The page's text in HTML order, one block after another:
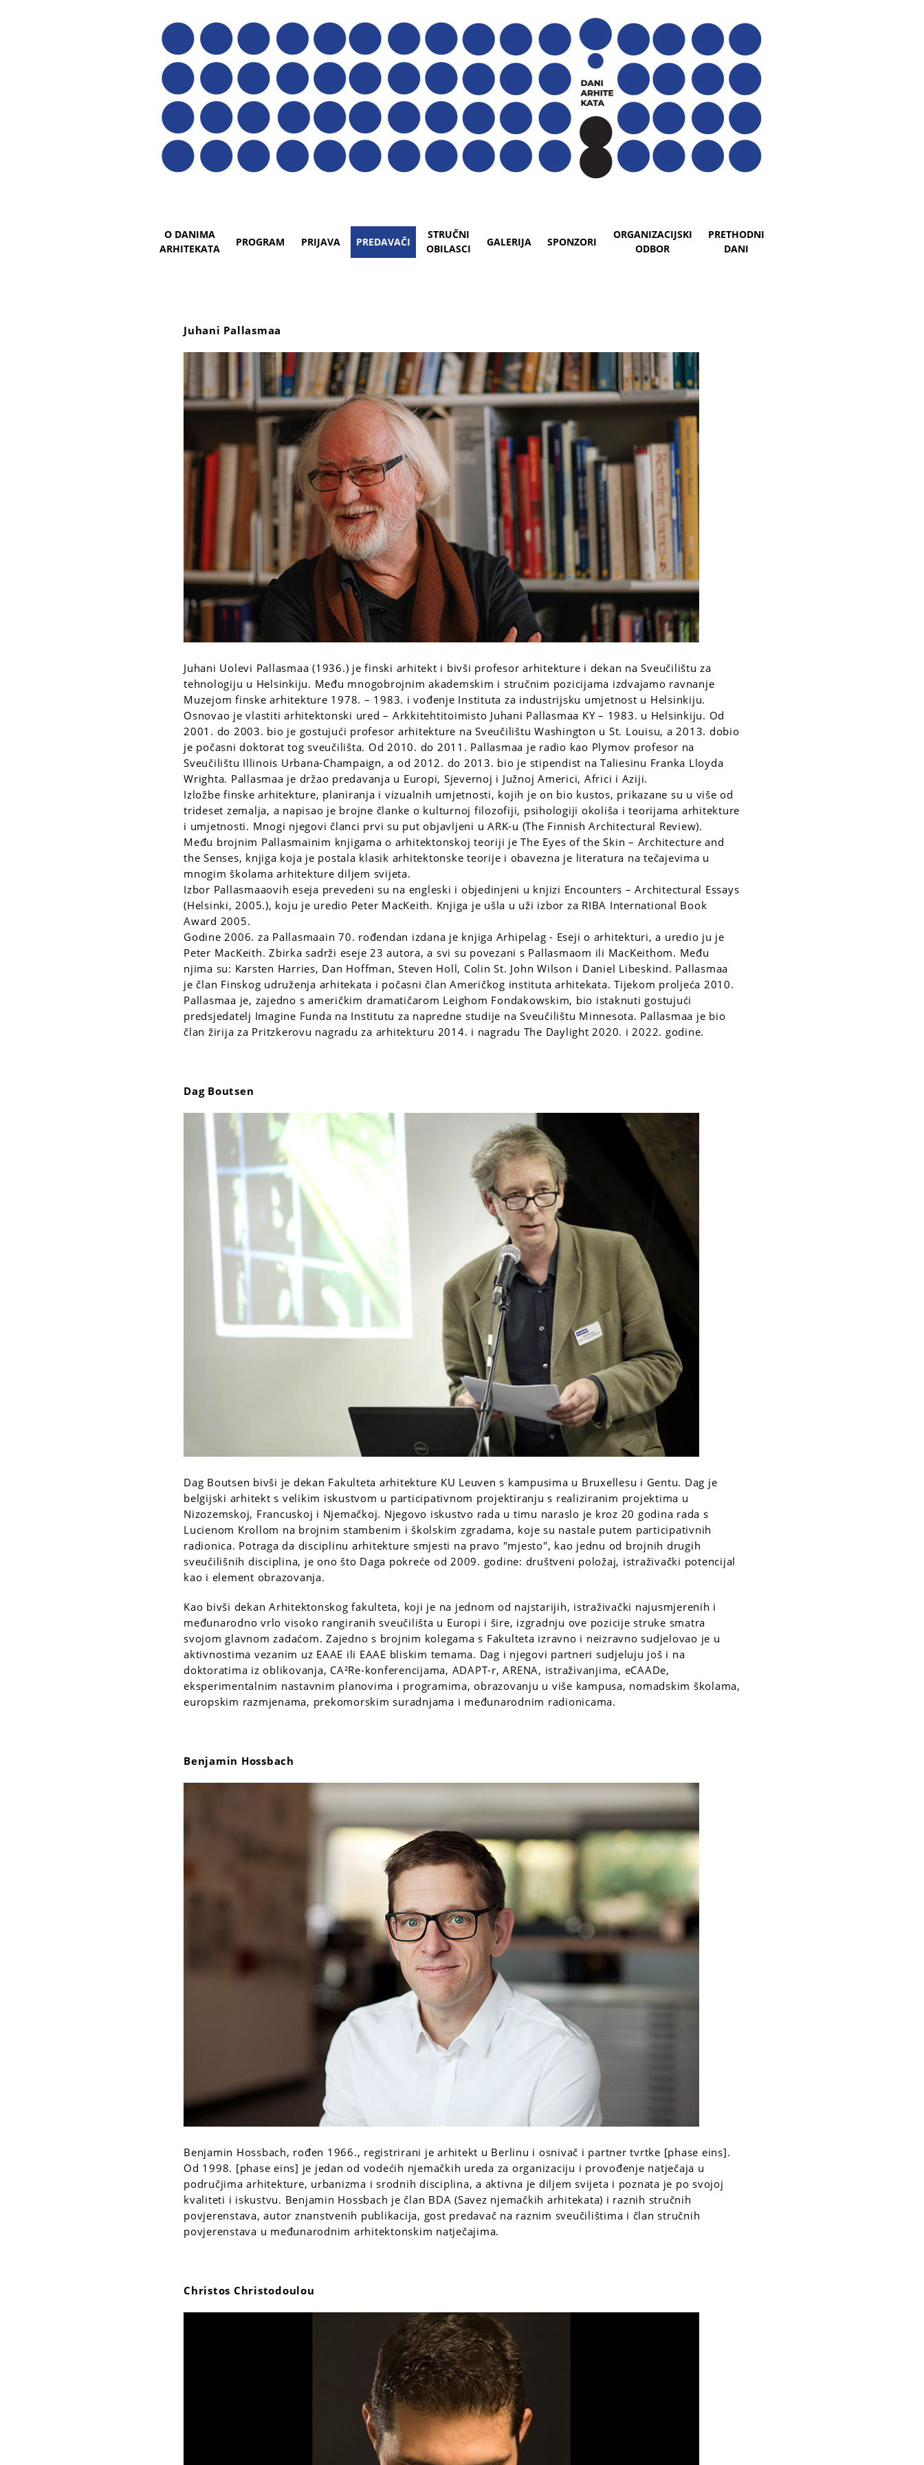
O DANIMA
ARHITEKATA
PROGRAM PRIJAVA PREDAVAČI
STRUČNI
OBILASCI
GALERIJA SPONZORI
ORGANIZACIJSKI
ODBOR
PRETHODNI
DANI
Juhani Pallasmaa
Juhani Uolevi Pallasmaa (1936.) je finski arhitekt i bivši profesor arhitekture i dekan na Sveučilištu za
tehnologiju u Helsinkiju. Među mnogobrojnim akademskim i stručnim pozicijama izdvajamo ravnanje
Muzejom finske arhitekture 1978. – 1983. i vođenje Instituta za industrijsku umjetnost u Helsinkiju.
Osnovao je vlastiti arhitektonski ured – Arkkitehtitoimisto Juhani Pallasmaa KY – 1983. u Helsinkiju. Od
2001. do 2003. bio je gostujući profesor arhitekture na Sveučilištu Washington u St. Louisu, a 2013. dobio
je počasni doktorat tog sveučilišta. Od 2010. do 2011. Pallasmaa je radio kao Plymov profesor na
Sveučilištu Illinois Urbana-Champaign, a od 2012. do 2013. bio je stipendist na Taliesinu Franka Lloyda
Wrighta. Pallasmaa je držao predavanja u Europi, Sjevernoj i Južnoj Americi, Africi i Aziji.
Izložbe finske arhitekture, planiranja i vizualnih umjetnosti, kojih je on bio kustos, prikazane su u više od
trideset zemalja, a napisao je brojne članke o kulturnoj filozofiji, psihologiji okoliša i teorijama arhitekture
i umjetnosti. Mnogi njegovi članci prvi su put objavljeni u ARK-u (The Finnish Architectural Review).
Među brojnim Pallasmainim knjigama o arhitektonskoj teoriji je The Eyes of the Skin – Architecture and
the Senses, knjiga koja je postala klasik arhitektonske teorije i obavezna je literatura na tečajevima u
mnogim školama arhitekture diljem svijeta.
Izbor Pallasmaaovih eseja prevedeni su na engleski i objedinjeni u knjizi Encounters – Architectural Essays
(Helsinki, 2005.), koju je uredio Peter MacKeith. Knjiga je ušla u uži izbor za RIBA International Book
Award 2005.
Godine 2006. za Pallasmaain 70. rođendan izdana je knjiga Arhipelag - Eseji o arhitekturi, a uredio ju je
Peter MacKeith. Zbirka sadrži eseje 23 autora, a svi su povezani s Pallasmaom ili MacKeithom. Među
njima su: Karsten Harries, Dan Hoffman, Steven Holl, Colin St. John Wilson i Daniel Libeskind. Pallasmaa
je član Finskog udruženja arhitekata i počasni član Američkog instituta arhitekata. Tijekom proljeća 2010.
Pallasmaa je, zajedno s američkim dramatičarom Leighom Fondakowskim, bio istaknuti gostujući
predsjedatelj Imagine Funda na Institutu za napredne studije na Sveučilištu Minnesota. Pallasmaa je bio
član žirija za Pritzkerovu nagradu za arhitekturu 2014. i nagradu The Daylight 2020. i 2022. godine.
Dag Boutsen
Dag Boutsen bivši je dekan Fakulteta arhitekture KU Leuven s kampusima u Bruxellesu i Gentu. Dag je
belgijski arhitekt s velikim iskustvom u participativnom projektiranju s realiziranim projektima u
Nizozemskoj, Francuskoj i Njemačkoj. Njegovo iskustvo rada u timu naraslo je kroz 20 godina rada s
Lucienom Krollom na brojnim stambenim i školskim zgradama, koje su nastale putem participativnih
radionica. Potraga da disciplinu arhitekture smjesti na pravo "mjesto", kao jednu od brojnih drugih
sveučilišnih disciplina, je ono što Daga pokreće od 2009. godine: društveni položaj, istraživački potencijal
kao i element obrazovanja.
Kao bivši dekan Arhitektonskog fakulteta, koji je na jednom od najstarijih, istraživački najusmjerenih i
međunarodno vrlo visoko rangiranih sveučilišta u Europi i šire, izgradnju ove pozicije struke smatra
svojom glavnom zadaćom. Zajedno s brojnim kolegama s Fakulteta izravno i neizravno sudjelovao je u
aktivnostima vezanim uz EAAE ili EAAE bliskim temama. Dag i njegovi partneri sudjeluju još i na
doktoratima iz oblikovanja, CA²Re-konferencijama, ADAPT-r, ARENA, istraživanjima, eCAADe,
eksperimentalnim nastavnim planovima i programima, obrazovanju u više kampusa, nomadskim školama,
europskim razmjenama, prekomorskim suradnjama i međunarodnim radionicama.
Benjamin Hossbach
Benjamin Hossbach, rođen 1966., registrirani je arhitekt u Berlinu i osnivač i partner tvrtke [phase eins].
Od 1998. [phase eins] je jedan od vodećih njemačkih ureda za organizaciju i provođenje natječaja u
područjima arhitekture, urbanizma i srodnih disciplina, a aktivna je diljem svijeta i poznata je po svojoj
kvaliteti i iskustvu. Benjamin Hossbach je član BDA (Savez njemačkih arhitekata) i raznih stručnih
povjerenstava, autor znanstvenih publikacija, gost predavač na raznim sveučilištima i član stručnih
povjerenstava u međunarodnim arhitektonskim natječajima.
Christos Christodoulou